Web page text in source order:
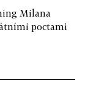
Milana
poctami